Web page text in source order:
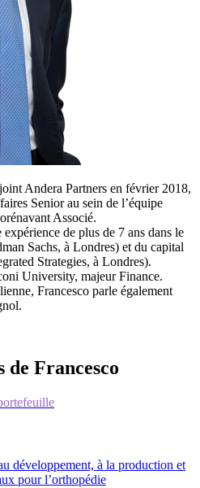
Andera Partners en février 2018,
Senior au sein de l’équipe
Associé.
expérience de plus de 7 ans dans le
Sachs, à Londres) et du capital
Strategies, à Londres).
University, majeur Finance.
Francesco parle également
de Francesco
développement, à la production et
pour l’orthopédie